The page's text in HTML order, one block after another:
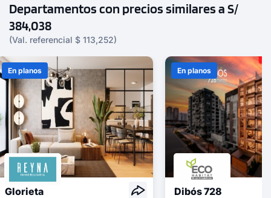
Departamentos con precios similares a S/
384,038
(Val. referencial $ 113,252)
En planos
Glorieta
En planos
Dibós 728